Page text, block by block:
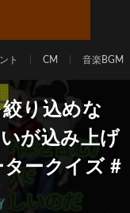
ト CM 音楽BGM
り込めな
が込み上げ
ークイズ #